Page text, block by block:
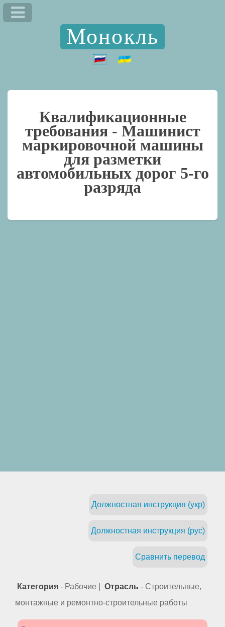
Монокль
Квалификационные
требования - Машинист
маркировочной машины
для разметки
автомобильных дорог 5-го
разряда
Должностная инструкция (укр)
Должностная инструкция (рус)
Сравнить перевод
Категория - Рабочие | Отрасль - Строительные,
монтажные и ремонтно-строительные работы